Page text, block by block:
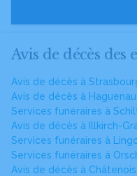
Avis de décès
Avis de décès à
Avis de décès à Haguenau
Services funéraires à
Avis de décès à Illkirch-
Services funéraires à
Services funéraires à
Avis de décès à Châtenois